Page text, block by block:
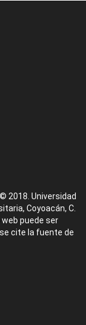
2018. Universidad
Coyoacán, C.
web puede ser
cite la fuente de